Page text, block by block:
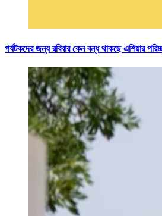
পর্যটকদের জন্য রবিবার কেন বন্ধ থাকছে এশিয়ার